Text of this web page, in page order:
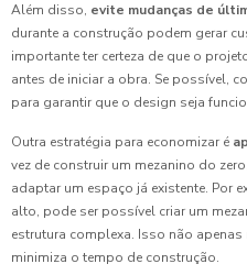
Além disso, evite mudanças de
durante a construção podem gerar
importante ter certeza de que o
antes de iniciar a obra. Se possível,
para garantir que o design seja
Outra estratégia para economizar é
vez de construir um mezanino do
adaptar um espaço já existente. Por
alto, pode ser possível criar um
estrutura complexa. Isso não
minimiza o tempo de construção.